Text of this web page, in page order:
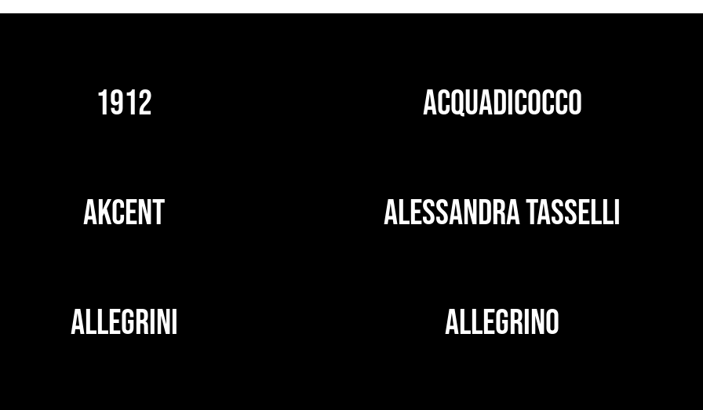
1912 ACQUADICOCCO
AKCENT ALESSANDRA TASSELLI
ALLEGRINI ALLEGRINO